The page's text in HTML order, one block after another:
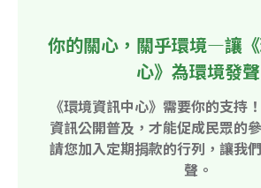
你的關心，關乎環境—讓
心》為環境發聲
《環境資訊中心》需要你的支持
資訊公開普及，才能促成民眾的
請您加入定期捐款的行列，讓我
聲。